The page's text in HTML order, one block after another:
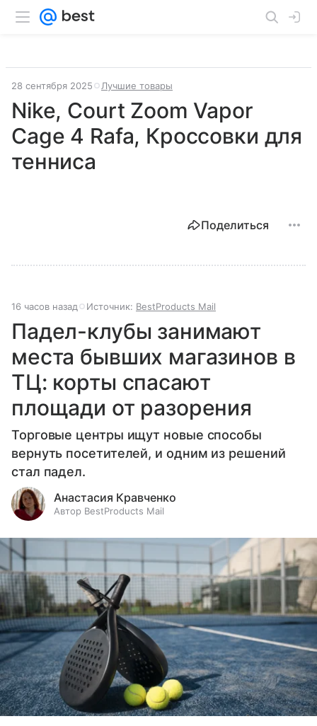
28 сентября 2025 Лучшие товары
Nike, Court Zoom Vapor
Cage 4 Rafa, Кроссовки для
тенниса
Поделиться
16 часов назад Источник: BestProducts Mail
Падел-клубы занимают
места бывших магазинов в
ТЦ: корты спасают
площади от разорения
Торговые центры ищут новые способы
вернуть посетителей, и одним из решений
стал падел.
Анастасия Кравченко
Автор BestProducts Mail